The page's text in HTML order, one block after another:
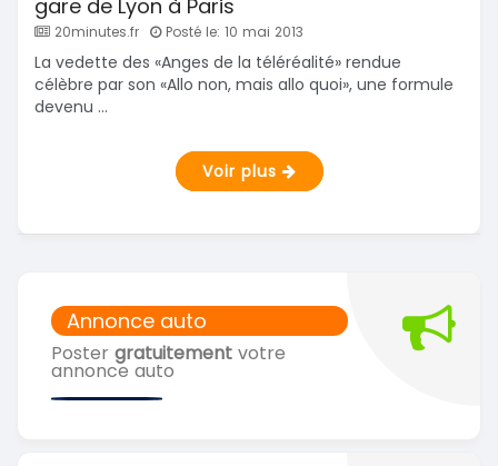
Annonce auto
Poster gratuitement votre
annonce auto
gare de Lyon à Paris
20minutes.fr Posté le: 10 mai 2013
La vedette des «Anges de la téléréalité» rendue
célèbre par son «Allo non, mais allo quoi», une formule
devenu ...
Voir plus